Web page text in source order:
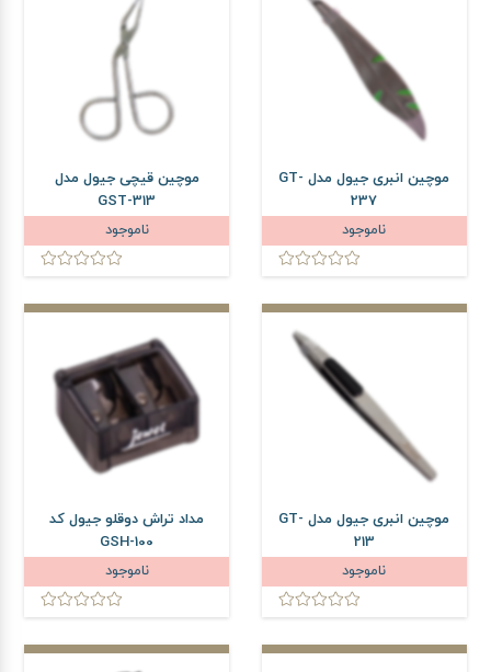
موچین انبری جیول مدل GT-
237
ناموجود
موچین قیچی جیول مدل
GST-313
ناموجود
موچین انبری جیول مدل GT-
213
ناموجود
مداد تراش دوقلو جیول کد
GSH-100
ناموجود